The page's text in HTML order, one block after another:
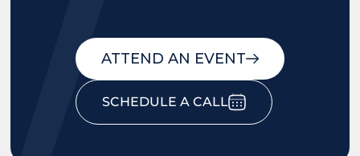
ATTEND AN EVENT
SCHEDULE A CALL